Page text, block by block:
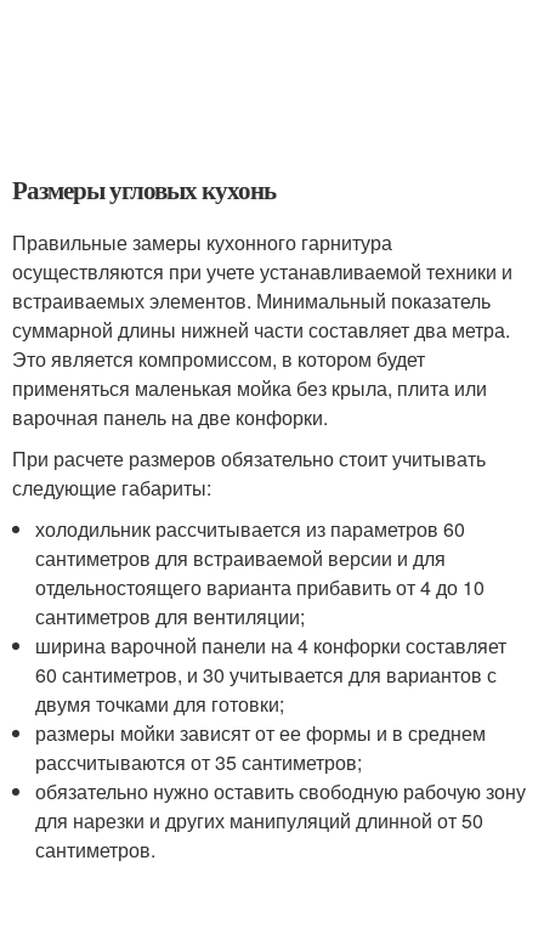
Размеры угловых кухонь
Правильные замеры кухонного гарнитура
осуществляются при учете устанавливаемой техники и
встраиваемых элементов. Минимальный показатель
суммарной длины нижней части составляет два метра.
Это является компромиссом, в котором будет
применяться маленькая мойка без крыла, плита или
варочная панель на две конфорки.
При расчете размеров обязательно стоит учитывать
следующие габариты:
холодильник рассчитывается из параметров 60
сантиметров для встраиваемой версии и для
отдельностоящего варианта прибавить от 4 до 10
сантиметров для вентиляции;
ширина варочной панели на 4 конфорки составляет
60 сантиметров, и 30 учитывается для вариантов с
двумя точками для готовки;
размеры мойки зависят от ее формы и в среднем
рассчитываются от 35 сантиметров;
обязательно нужно оставить свободную рабочую зону
для нарезки и других манипуляций длинной от 50
сантиметров.